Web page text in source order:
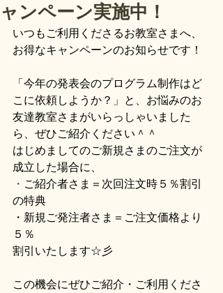
ャンペーン実施中！
いつもご利用くださるお教室さまへ、
お得なキャンペーンのお知らせです！
「今年の発表会のプログラム制作はど
こに依頼しようか？」と、お悩みのお
友達教室さまがいらっしゃいました
ら、ぜひご紹介ください＾＾
はじめましてのご新規さまのご注文が
成立した場合に、
・ ご紹介者さま＝次回注文時５％割引
の特典
・新規ご発注者さま＝ご注文価格より
５％
割引いたします☆彡
この機会にぜひご紹介・ご利用くださ